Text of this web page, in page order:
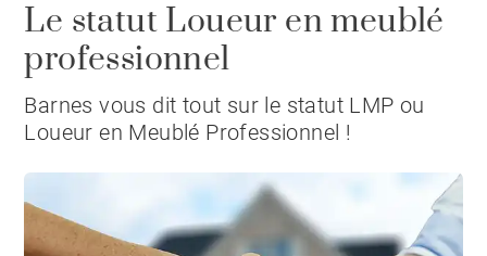
Le statut Loueur en meublé
professionnel
Barnes vous dit tout sur le statut LMP ou
Loueur en Meublé Professionnel !